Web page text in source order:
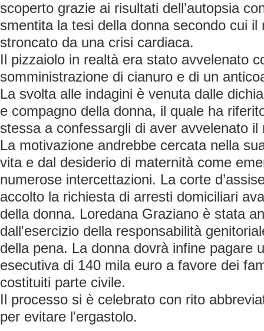
scoperto grazie ai risultati dell’autopsia
smentita la tesi della donna secondo cui
stroncato da una crisi cardiaca.
Il pizzaiolo in realtà era stato avvelenato
somministrazione di cianuro e di un
La svolta alle indagini è venuta dalle
e compagno della donna, il quale ha
stessa a confessargli di aver avvelenato il
La motivazione andrebbe cercata nella
vita e dal desiderio di maternità come
numerose intercettazioni. La corte
accolto la richiesta di arresti domiciliari
della donna. Loredana Graziano è stata
dall'esercizio della responsabilità
della pena. La donna dovrà infine pagare
esecutiva di 140 mila euro a favore dei
costituiti parte civile.
Il processo si è celebrato con rito
per evitare l'ergastolo.